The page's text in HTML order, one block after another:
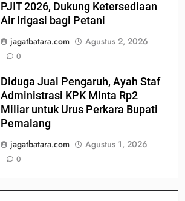
PJIT 2026, Dukung Ketersediaan
Air Irigasi bagi Petani
jagatbatara.com
Agustus 2, 2026
0
Diduga Jual Pengaruh, Ayah Staf
Administrasi KPK Minta Rp2
Miliar untuk Urus Perkara Bupati
Pemalang
jagatbatara.com
Agustus 1, 2026
0